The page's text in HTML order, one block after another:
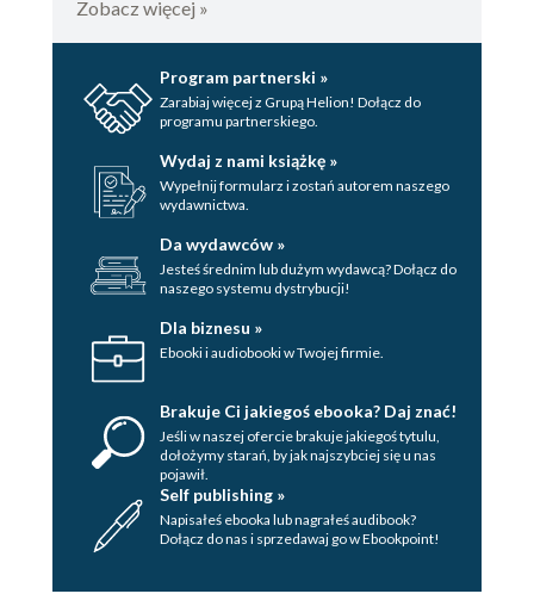
Zobacz więcej »
Program partnerski »
Zarabiaj więcej z Grupą Helion! Dołącz do
programu partnerskiego.
Wydaj z nami książkę »
Wypełnij formularz i zostań autorem naszego
wydawnictwa.
Da wydawców »
Jesteś średnim lub dużym wydawcą? Dołącz do
naszego systemu dystrybucji!
Dla biznesu »
Ebooki i audiobooki w Twojej firmie.
Brakuje Ci jakiegoś ebooka? Daj znać!
Jeśli w naszej ofercie brakuje jakiegoś tytulu,
dołożymy starań, by jak najszybciej się u nas
pojawił.
Self publishing »
Napisałeś ebooka lub nagrałeś audibook?
Dołącz do nas i sprzedawaj go w Ebookpoint!